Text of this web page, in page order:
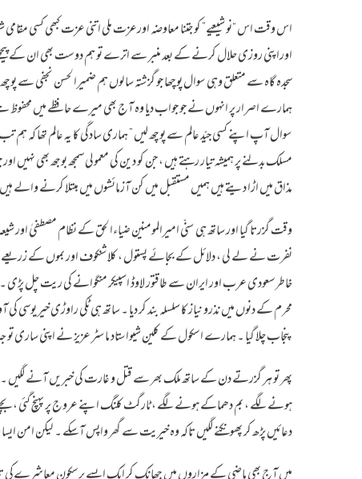
اس وقت اس “نو شیعیے” کو جتنا معاوضہ اورعزت ملی اتنی عزت کبھی کسی
اوراپنی روزی حلال کرنے کے بعد منبر سے اترے تو ہم دوست بھی ان کے
سجدہ گاہ سے متعلق وہی سوال پوچھا جو گزشتہ سالوں ہم ضمیرالحسن نجفی
ہمارے اصرار پر انہوں نے جو جواب دیا وہ آج بھی میرے حافظے میں محفوظ ہے
سوال آپ اپنے کسی جیّد عالم سے پوچھ لیں ” ہماری سادگی کا یہ عالم تھا کہ ہم
مسلک بدلنے پر ہمیشہ تیار رہتے ہیں ، جن کو دین کی معمولی سمجھ بوجھ بھی
مذاق میں اڑا دیتے ہیں ہمیں مستقبل میں کن آزمائشوں میں مبتلا کرنے والے
وقت گزرتا گیا اور ساتھ ہی سنّی امیرالمومنین ضیاءالحق کے نظام مصطفیٰ اور شیعہ
نفرت نے لے لی ، دلائل کے بجائے پستول ، کلاشنکوف اور بموں کے زریعے
خاطرسعودی عرب اور ایران سے طاقتور لاوڈ اسپیکر منگوانے کی ریت چل
محرم کے دنوں میں نذرو نیاز کا سلسلہ بند کر دیا ۔ ساتھ ہی ٹکی راوڑی خیر یوسی
پنجاب چلا گیا ۔ ہمارے اسکول کے کلین شیواستاد ماسٹر عزیز نے اپنی
پھر تو ہر گزرتے دن کے ساتھ ملک بھر سے قتل و غارت کی خبریں آنے
ہونے لگے ، بم دھماکے ہونے لگے ، ٹارگٹ کلنگ اپنے عروج پر پہنچ گئی ،
دعائیں پڑھ کر پھونکنے لگیں تاکہ وہ خیریت سے گھر واپس آسکے ۔ لیکن امن